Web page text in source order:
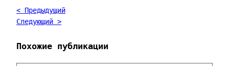
< Предыдущий
Следующий >
Похожие публикации